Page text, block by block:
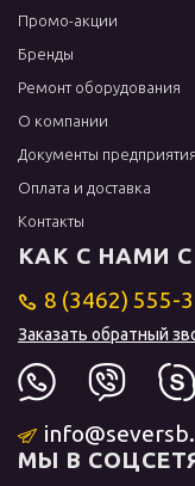
Промо-акции
Бренды
Ремонт оборудования
О компании
Документы предприятия
Оплата и доставка
Контакты
КАК С НАМИ
8 (3462) 555-
Заказать обратный
МЫ В